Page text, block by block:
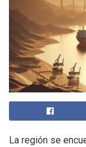
La región se